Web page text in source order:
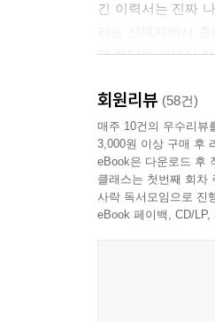
새뮤얼 존슨은 “자
나무는 위로도 자
아래로 자라는 법,
리 내면의 뿌리가
---「5부 가치 창조」
긴 이력서는 진짜
그 해답을 책에서
삶의 가치와 품위를
약육강식의 세계
있진 않은가요?
쟁취했습니다.
회원리뷰 (58건)
매주 10건의 우수리뷰
3,000원 이상 구매 후
eBook은 다운로드 후
클래스는 첫번째 회차
사락 독서모임으로 진
eBook 페이백, CD/